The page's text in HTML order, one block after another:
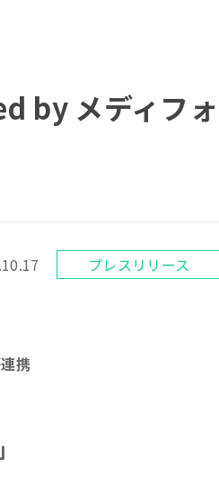
by メディフォ
プレスリリース
携